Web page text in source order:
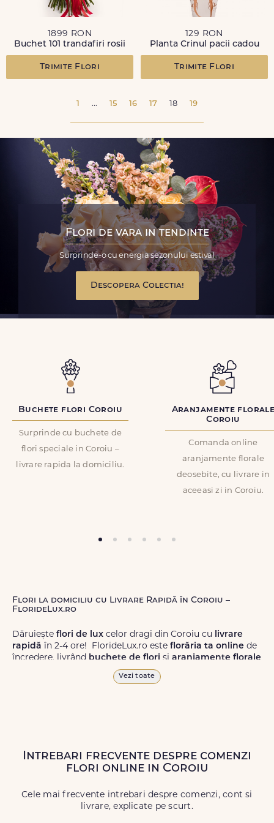
1899 RON
Buchet 101 trandafiri rosii
Trimite Flori
129 RON
Planta Crinul pacii cadou
Trimite Flori
1 ... 15 16 17 18 19
Flori de vara in tendinte
Surprinde-o cu energia sezonului estival
Descopera Colectia!
Buchete flori Coroiu
Surprinde cu buchete de
flori speciale in Coroiu –
livrare rapida la domiciliu.
Aranjamente
Coroiu
Comanda online
aranjamente florale
deosebite, cu livrare in
aceeasi zi in Coroiu.
Flori la domiciliu cu Livrare Rapidă în Coroiu –
FlorideLux.ro
Dăruiește flori de lux celor dragi din Coroiu cu livrare
rapidă în 2-4 ore! FlorideLux.ro este florăria ta online de
încredere, livrând buchete de flori și aranjamente florale
de calitate superioară în Coroiu și în toată România.
Livrăm buchete de florichiar și în weekend, pentru ca tu
să poți adresa un gest frumos atunci când ai nevoie.
Vezi toate
Intrebari frecvente despre comenzi
flori online in Coroiu
Cele mai frecvente intrebari despre comenzi, cont si
livrare, explicate pe scurt.